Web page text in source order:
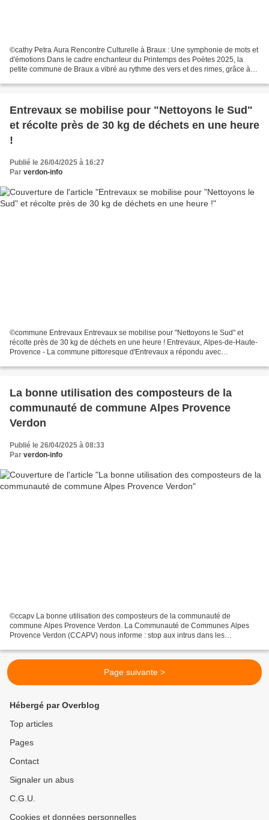
©cathy Petra Aura Rencontre Culturelle à Braux : Une symphonie de mots et
d'émotions Dans le cadre enchanteur du Printemps des Poètes 2025, la
petite commune de Braux a vibré au rythme des vers et des rimes, grâce à
Entrevaux se mobilise pour "Nettoyons le Sud"
et récolte près de 30 kg de déchets en une heure
!
Publié le 26/04/2025 à 16:27
Par verdon-info
©commune Entrevaux Entrevaux se mobilise pour "Nettoyons le Sud" et
récolte près de 30 kg de déchets en une heure ! Entrevaux, Alpes-de-Haute-
Provence - La commune pittoresque d'Entrevaux a répondu avec
La bonne utilisation des composteurs de la
communauté de commune Alpes Provence
Verdon
Publié le 26/04/2025 à 08:33
Par verdon-info
©ccapv La bonne utilisation des composteurs de la communauté de
commune Alpes Provence Verdon. La Communauté de Communes Alpes
Provence Verdon (CCAPV) nous informe : stop aux intrus dans les
Page suivante >
Hébergé par Overblog
Top articles
Pages
Contact
Signaler un abus
C.G.U.
Cookies et données personnelles